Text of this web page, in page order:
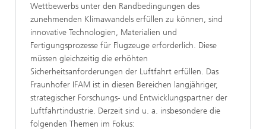
Wettbewerbs unter den Randbedingungen des
zunehmenden Klimawandels erfüllen zu können, sind
innovative Technologien, Materialien und
Fertigungsprozesse für Flugzeuge erforderlich. Diese
müssen gleichzeitig die erhöhten
Sicherheitsanforderungen der Luftfahrt erfüllen. Das
Fraunhofer IFAM ist in diesen Bereichen langjähriger,
strategischer Forschungs- und Entwicklungspartner der
Luftfahrtindustrie. Derzeit sind u. a. insbesondere die
folgenden Themen im Fokus: